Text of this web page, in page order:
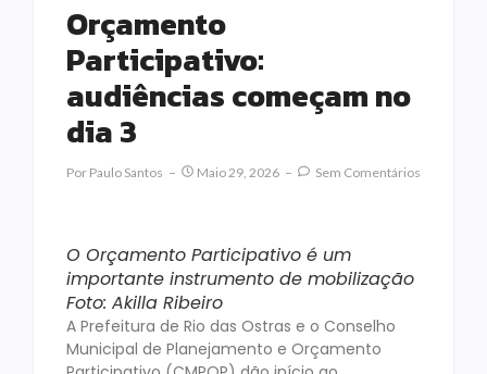
Orçamento
Participativo:
audiências começam no
dia 3
Por Paulo Santos Maio 29, 2026 Sem Comentários
O Orçamento Participativo é um
importante instrumento de mobilização
Foto: Akilla Ribeiro
A Prefeitura de Rio das Ostras e o Conselho
Municipal de Planejamento e Orçamento